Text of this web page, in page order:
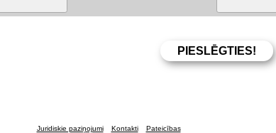
Juridiskie paziņojumi Kontakti Pateicības